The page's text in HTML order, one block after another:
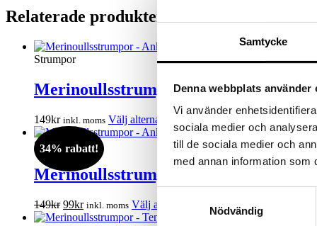
Samtycke
Denna webbplats använder
Vi använder
sociala medier och
till de sociala medier och
med annan information som
Nödvändig
Relaterade produkter
Strumpor
Merinoullsstrumpor – Ankel / Rosa 2-
149kr inkl. moms Välj alternativ
här
produkten
har
34% rabatt!
Strumpor
Merinoullsstrumpor – Ankel / Naturvit
149kr Det
ursprungliga
99krDet
nuvarande
inkl. moms Välj alternativ